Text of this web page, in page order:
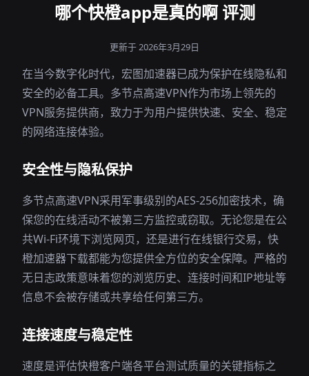
哪个快橙app是真的啊 评测
更新于 2026年3月29日
在当今数字化时代，宏图加速器已成为保护在线隐私和
安全的必备工具。多节点高速VPN作为市场上领先的
VPN服务提供商，致力于为用户提供快速、安全、稳定
的网络连接体验。
安全性与隐私保护
多节点高速VPN采用军事级别的AES-256加密技术，确
保您的在线活动不被第三方监控或窃取。无论您是在公
共Wi-Fi环境下浏览网页，还是进行在线银行交易，快
橙加速器下载都能为您提供全方位的安全保障。严格的
无日志政策意味着您的浏览历史、连接时间和IP地址等
信息不会被存储或共享给任何第三方。
连接速度与稳定性
速度是评估快橙客户端各平台测试质量的关键指标之